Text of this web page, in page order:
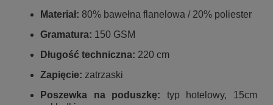
Materiał: 80% bawełna flanelowa / 20% poliester
Gramatura: 150 GSM
Długość techniczna: 220 cm
Zapięcie: zatrzaski
Poszewka na poduszkę: typ hotelowy, 15cm